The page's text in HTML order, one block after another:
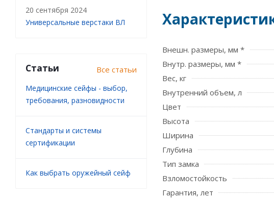
Внешн. размеры, мм *
Внутр. размеры, мм *
Вес, кг
Внутренний объем, л
Цвет
Высота
Ширина
Глубина
Тип замка
Взломостойкость
Гарантия, лет
20 сентября 2024
Универсальные верстаки ВЛ
Статьи Все статьи
Медицинские сейфы - выбор,
требования, разновидности
Стандарты и системы
сертификации
Как выбрать оружейный сейф